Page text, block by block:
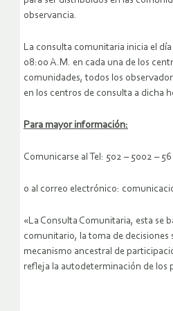
observancia.
La consulta comunitaria inicia el
08:00 A.M. en cada una de los
comunidades, todos los
en los centros de consulta a dicha
Para mayor información:
Comunicarse al Tel: 502 – 5002 – 56
o al correo electrónico:
«La Consulta Comunitaria, esta se
comunitario, la toma de
mecanismo ancestral de
refleja la autodeterminación de los